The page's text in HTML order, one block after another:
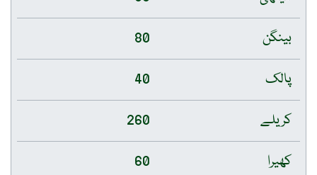
بینگن
80
پالک
40
کریلے
260
کھیرا
60